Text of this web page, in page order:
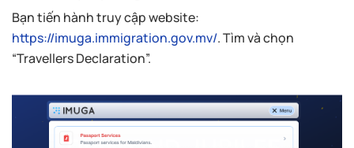
Bạn tiến hành truy cập website:
https://imuga.immigration.gov.mv/. Tìm và chọn
“Travellers Declaration”.